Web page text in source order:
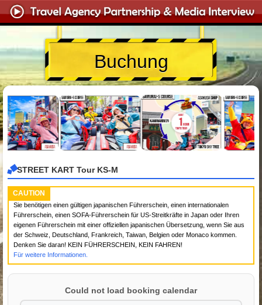
Buchung
STREET KART Tour KS-M
CAUTION
Sie benötigen einen gültigen japanischen Führerschein, einen internationalen
Führerschein, einen SOFA-Führerschein für US-Streitkräfte in Japan oder Ihren
eigenen Führerschein mit einer offiziellen japanischen Übersetzung, wenn Sie aus
der Schweiz, Deutschland, Frankreich, Taiwan, Belgien oder Monaco kommen.
Denken Sie daran! KEIN FÜHRERSCHEIN, KEIN FAHREN!
Für weitere Informationen.
Could not load booking calendar